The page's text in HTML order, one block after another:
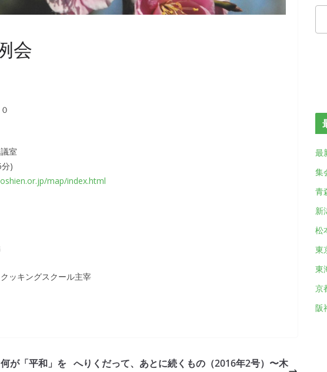
会
室
)
map/index.html
ッキングスクール主宰
が「平和」を へりくだって、あとに続くもの（2016年2号）〜木
最
集
青
新
松
東
東
京
阪